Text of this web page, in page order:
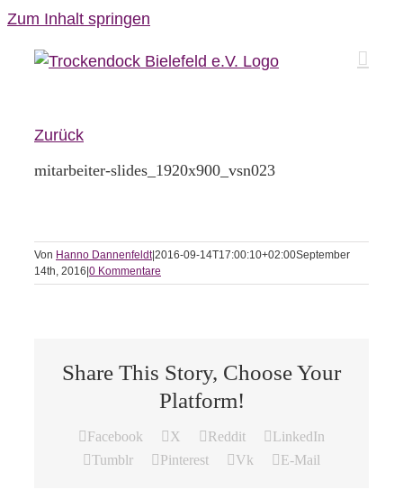
Zum Inhalt springen
Zurück
mitarbeiter-slides_1920x900_vsn023
Von Hanno Dannenfeldt|2016-09-14T17:00:10+02:00September
14th, 2016 0 Kommentare
Share This Story, Choose Your
Platform!
Facebook X Reddit
LinkedIn
Tumblr
Pinterest Vk E-Mail